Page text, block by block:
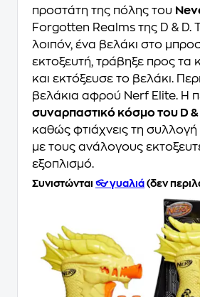
προστάτη της πόλης του
Forgotten Realms της D & D.
λοιπόν, ένα βελάκι στο
εκτοξευτή, τράβηξε προς τα
και εκτόξευσε το βελάκι.
βελάκια αφρού Nerf Elite. Η
συναρπαστικό κόσμο του D &
καθώς φτιάχνεις τη
με τους ανάλογους
εξοπλισμό.
Συνιστώνται 👓 γυαλιά (δεν